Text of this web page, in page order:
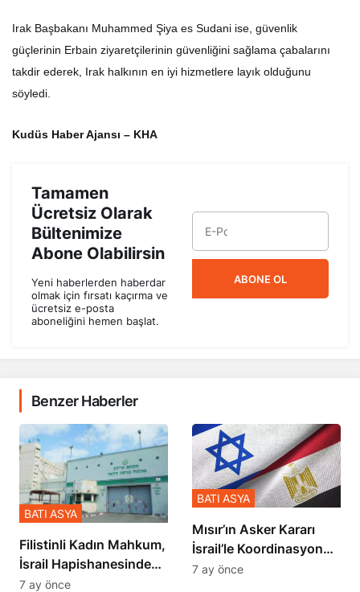
Irak Başbakanı Muhammed Şiya es Sudani ise, güvenlik
güçlerinin Erbain ziyaretçilerinin güvenliğini sağlama çabalarını
takdir ederek, Irak halkının en iyi hizmetlere layık olduğunu
söyledi.
Kudüs Haber Ajansı – KHA
Tamamen
Ücretsiz Olarak
Bültenimize
Abone Olabilirsin
Yeni haberlerden haberdar
olmak için fırsatı kaçırma ve
ücretsiz e-posta
aboneliğini hemen başlat.
ABONE OL
Benzer Haberler
Filistinli Kadın Mahkum,
İsrail Hapishanesindeki
Zulmü Anlattı
BATI ASYA
7 ay önce
Mısır’ın Asker Kararı
İsrail’le Koordinasyon
İçinde Gerçekleşmiş
BATI ASYA
7 ay önce